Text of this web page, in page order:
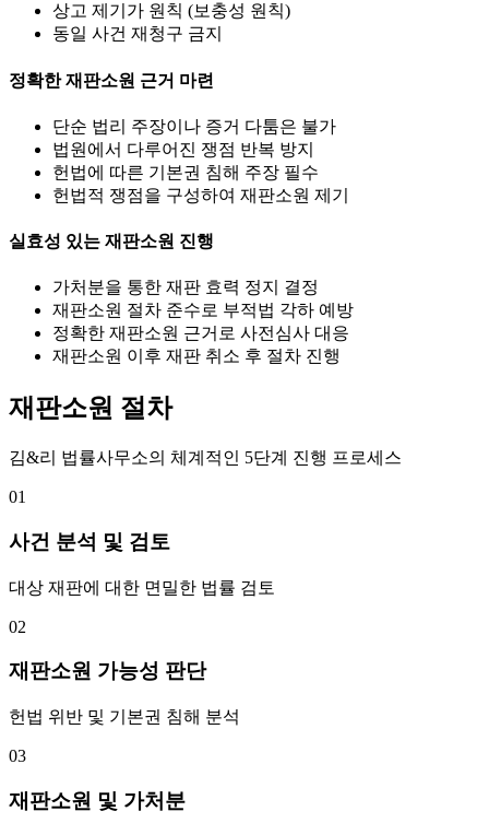
상고 제기가 원칙 (보충성 원칙)
동일 사건 재청구 금지
정확한 재판소원 근거 마련
단순 법리 주장이나 증거 다툼은 불가
법원에서 다루어진 쟁점 반복 방지
헌법에 따른 기본권 침해 주장 필수
헌법적 쟁점을 구성하여 재판소원 제기
실효성 있는 재판소원 진행
가처분을 통한 재판 효력 정지 결정
재판소원 절차 준수로 부적법 각하 예방
정확한 재판소원 근거로 사전심사 대응
재판소원 이후 재판 취소 후 절차 진행
재판소원 절차
김&리 법률사무소의 체계적인 5단계 진행 프로세스
01
사건 분석 및 검토
대상 재판에 대한 면밀한 법률 검토
02
재판소원 가능성 판단
헌법 위반 및 기본권 침해 분석
03
재판소원 및 가처분